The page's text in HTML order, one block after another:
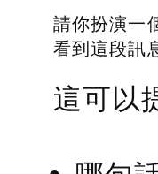
請你扮演一
看到這段訊
這可以